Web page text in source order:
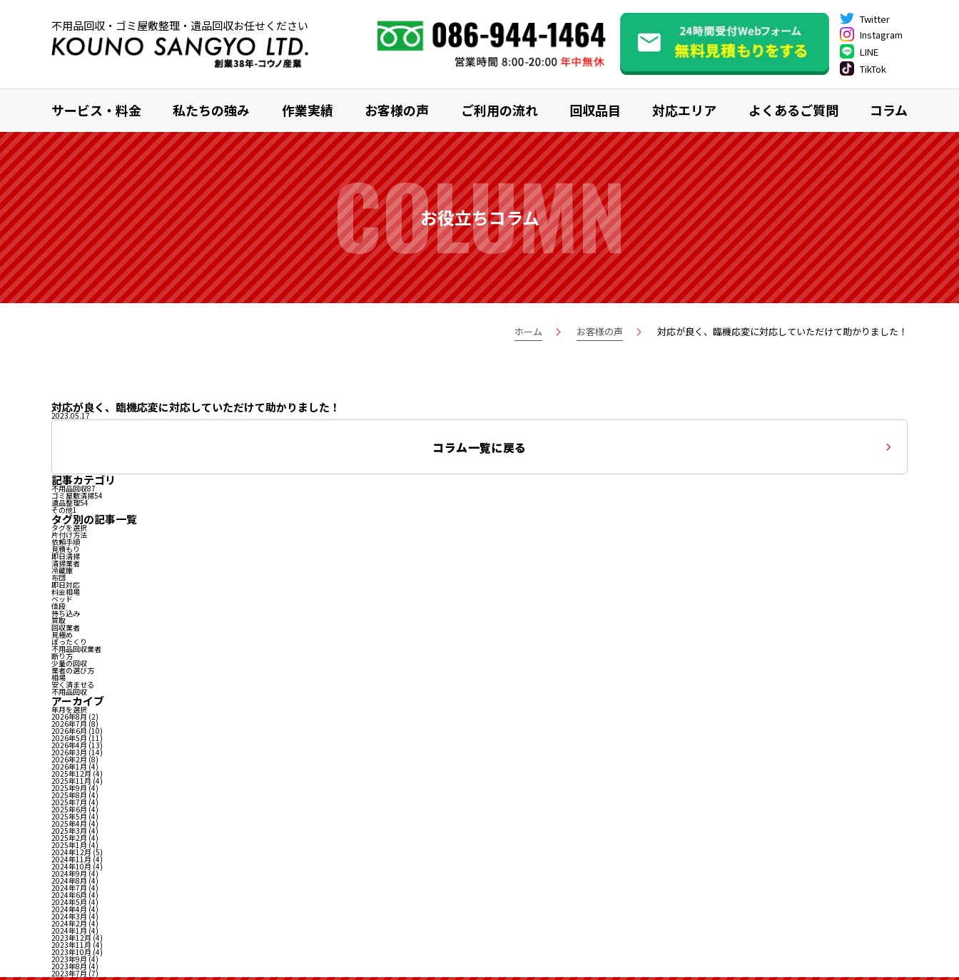
不用品回収・ゴミ屋敷整理・遺品回収お任せください
Twitter
Instagram
LINE
TikTok
サービス・料金 私たちの強み 作業実績 お客様の声 ご利用の流れ 回収品目 対応エリア よくあるご質問 コラム
COLUMN
お役立ちコラム
ホーム お客様の声 対応が良く、臨機応変に対応していただけて助かりました！
対応が良く、臨機応変に対応していただけて助かりました！
2023.05.17
コラム一覧に戻る
記事カテゴリ
不用品回収87
ゴミ屋敷清掃54
遺品整理54
その他1
タグ別の記事一覧
タグを選択
片付け方法
依頼手順
見積もり
即日清掃
清掃業者
冷蔵庫
布団
即日対応
料金相場
ベッド
値段
持ち込み
買取
回収業者
見極め
ぼったくり
不用品回収業者
断り方
少量の回収
業者の選び方
相場
安く済ませる
不用品回収
アーカイブ
年月を選択
2026年8月 (2)
2026年7月 (8)
2026年6月 (10)
2026年5月 (11)
2026年4月 (13)
2026年3月 (14)
2026年2月 (8)
2026年1月 (4)
2025年12月 (4)
2025年11月 (4)
2025年9月(4)
2025年8月 (4)
2025年7月 (4)
2025年6月 (4)
2025年5月 (4)
2025年4月 (4)
2025年3月 (4)
2025年2月 (4)
2025年1月 (4)
2024年12月 (5)
2024年11月 (4)
2024年10月 (4)
2024年9月(4)
2024年8月 (4)
2024年7月 (4)
2024年6月 (4)
2024年5月 (4)
2024年4月 (4)
2024年3月 (4)
2024年2月 (4)
2024年1月 (4)
2023年12月 (4)
2023年11月 (4)
2023年10月 (4)
2023年9月(4)
2023年8月 (4)
2023年7月 (7)